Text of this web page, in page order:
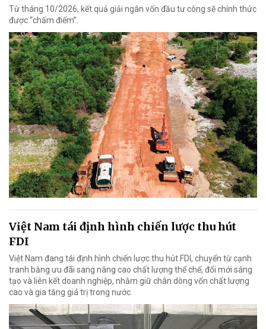
Từ tháng 10/2026, kết quả giải ngân vốn đầu tư công sẽ chính thức
được “chấm điểm”.
Việt Nam tái định hình chiến lược thu hút
FDI
Việt Nam đang tái định hình chiến lược thu hút FDI, chuyển từ cạnh
tranh bằng ưu đãi sang nâng cao chất lượng thể chế, đổi mới sáng
tạo và liên kết doanh nghiệp, nhằm giữ chân dòng vốn chất lượng
cao và gia tăng giá trị trong nước.